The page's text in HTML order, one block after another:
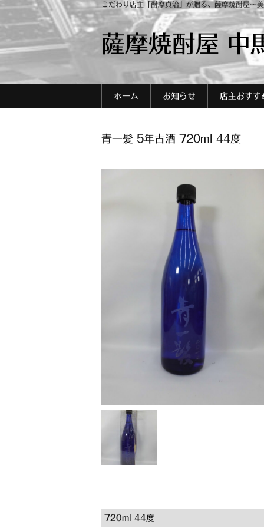
こだわり店主「酎摩貞治」が贈る、薩摩焼酎屋～
薩摩焼酎屋 中
ホーム お知らせ 店主おすす
青一髪 5年古酒 720ml 44度
720ml 44度